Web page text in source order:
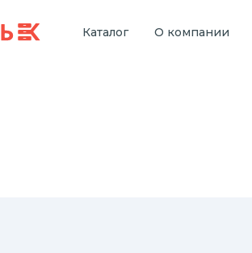
Каталог О компании